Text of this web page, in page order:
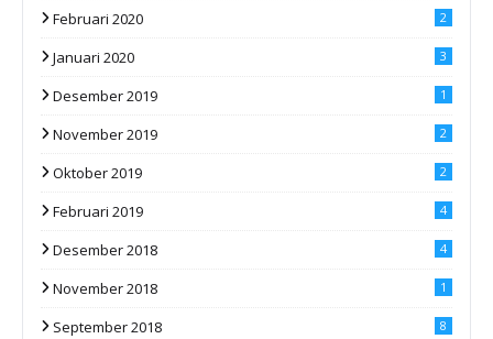
Februari 2020 2
Januari 2020 3
Desember 2019 1
November 2019 2
Oktober 2019 2
Februari 2019 4
Desember 2018 4
November 2018 1
September 2018 8